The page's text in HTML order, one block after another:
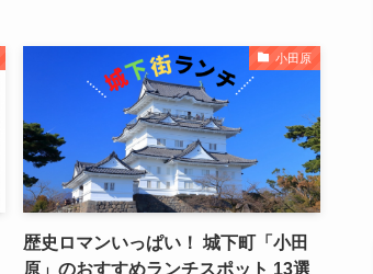
小田原
歴史ロマンいっぱい！ 城下町「小田
原」のおすすめランチスポット 13選